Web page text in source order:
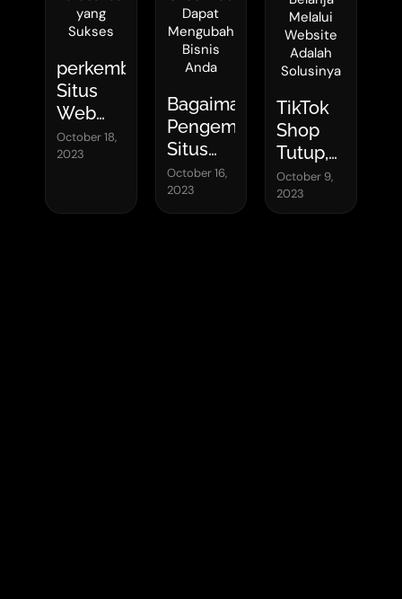
perkembangan
Situs
Web
Perusahaan
yang
October 18,
2023
Bagaimana
Pengembangan
Situs
Web
Dapat
Mengubah
October 16,
2023
TikTok
Shop
Tutup,
Belanja
Melalui
Website
October 9,
2023